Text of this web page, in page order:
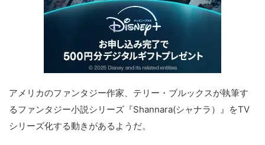
アメリカのファンタジー作家、テリー・ブルックスが執筆す
るファンタジー小説シリーズ『Shannara(シャナラ）』をTV
シリーズ化する動きがあるようだ。